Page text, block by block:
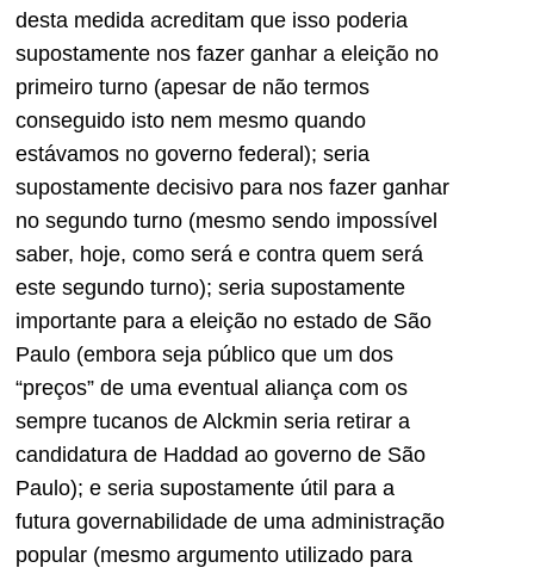
desta medida acreditam que isso poderia
supostamente nos fazer ganhar a eleição no
primeiro turno (apesar de não termos
conseguido isto nem mesmo quando
estávamos no governo federal); seria
supostamente decisivo para nos fazer ganhar
no segundo turno (mesmo sendo impossível
saber, hoje, como será e contra quem será
este segundo turno); seria supostamente
importante para a eleição no estado de São
Paulo (embora seja público que um dos
“preços” de uma eventual aliança com os
sempre tucanos de Alckmin seria retirar a
candidatura de Haddad ao governo de São
Paulo); e seria supostamente útil para a
futura governabilidade de uma administração
popular (mesmo argumento utilizado para